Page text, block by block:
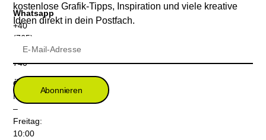
Whatsapp
+40
(765)
399
740
Öffnungszeiten
Montag
–
Freitag:
10:00
kostenlose Grafik-Tipps, Inspiration und viele kreative
Ideen direkt in dein Postfach.
Abonnieren